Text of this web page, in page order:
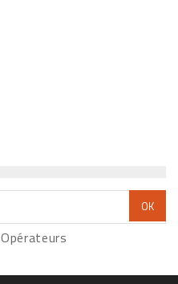
Opérateurs